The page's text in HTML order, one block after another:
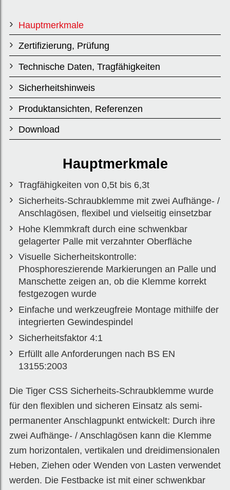
Sicherheitskon
trolle.
Einfache und
werkzeugfreie
Montage.
Modell
CSS
Hauptmerkmale
Zertifizierung, Prüfung
Technische Daten, Tragfähigkeiten
Sicherheitshinweis
Produktansichten, Referenzen
Download
Hauptmerkmale
Tragfähigkeiten von 0,5t bis 6,3t
Sicherheits-Schraubklemme mit zwei Aufhänge- /
Anschlagösen, flexibel und vielseitig einsetzbar
Hohe Klemmkraft durch eine schwenkbar
gelagerter Palle mit verzahnter Oberfläche
Visuelle Sicherheitskontrolle:
Phosphoreszierende Markierungen an Palle und
Manschette zeigen an, ob die Klemme korrekt
festgezogen wurde
Einfache und werkzeugfreie Montage mithilfe der
integrierten Gewindespindel
Sicherheitsfaktor 4:1
Erfüllt alle Anforderungen nach BS EN
13155:2003
Die Tiger CSS Sicherheits-Schraubklemme wurde
für den flexiblen und sicheren Einsatz als semi-
permanenter Anschlagpunkt entwickelt: Durch ihre
zwei Aufhänge- / Anschlagösen kann die Klemme
zum horizontalen, vertikalen und dreidimensionalen
Heben, Ziehen oder Wenden von Lasten verwendet
werden. Die Festbacke ist mit einer schwenkbar